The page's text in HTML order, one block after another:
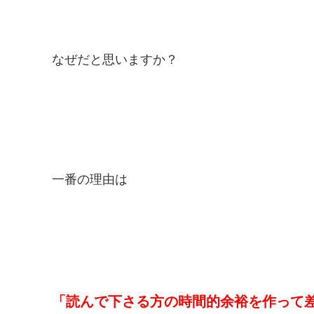
なぜだと思いますか？
一番の理由は
「読んで下さる方の時間的余裕を作って